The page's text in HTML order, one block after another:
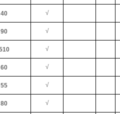
40 √
90 √
√
60 √
55 √
80 √